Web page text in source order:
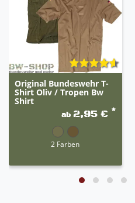
Original Bundeswehr T-
Shirt Oliv / Tropen Bw
Shirt
ab 2,95 € *
2 Farben